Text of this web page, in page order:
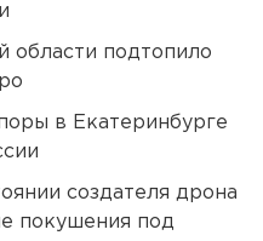
области подтопило
в Екатеринбурге
создателя дрона
покушения под